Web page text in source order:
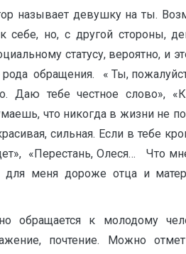
называет девушку на ты.
себе, но, с другой стороны,
статусу, вероятно, и
рода обращения. « Ты,
Даю тебе честное слово»,
что никогда в жизни не
сильная. Если в тебе
«Перестань, Олеся… Что
для меня дороже отца и
обращается к молодому
почтение. Можно